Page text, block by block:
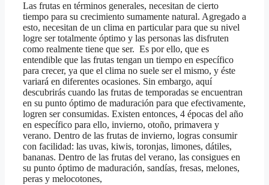
Las frutas en términos generales, necesitan de cierto
tiempo para su crecimiento sumamente natural. Agregado a
esto, necesitan de un clima en particular para que su nivel
logre ser totalmente óptimo y las personas las disfruten
como realmente tiene que ser. Es por ello, que es
entendible que las frutas tengan un tiempo en específico
para crecer, ya que el clima no suele ser el mismo, y éste
variará en diferentes ocasiones. Sin embargo, aquí
descubrirás cuando las frutas de temporadas se encuentran
en su punto óptimo de maduración para que efectivamente,
logren ser consumidas. Existen entonces, 4 épocas del año
en específico para ello, invierno, otoño, primavera y
verano. Dentro de las frutas de invierno, logras consumir
con facilidad: las uvas, kiwis, toronjas, limones, dátiles,
bananas. Dentro de las frutas del verano, las consigues en
su punto óptimo de maduración, sandías, fresas, melones,
peras y melocotones,